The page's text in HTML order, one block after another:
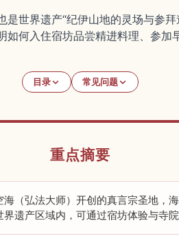
世界遗产“纪伊山地的灵场与参拜
何入住宿坊品尝精进料理、参
目录 常见问题
重点摘要
海（弘法大师）开创的真言宗圣地，
界遗产区域内，可通过宿坊体验与寺院